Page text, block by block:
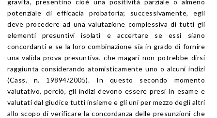
gravità, presentino cioè una positività parziale o almeno
potenziale di efficacia probatoria; successivamente, egli
deve procedere ad una valutazione complessiva di tutti gli
elementi presuntivi isolati e accertare se essi siano
concordanti e se la loro combinazione sia in grado di fornire
una valida prova presuntiva, che magari non potrebbe dirsi
raggiunta considerando atomisticamente uno o alcuni indizi
(Cass. n. 19894/2005). In questo secondo momento
valutativo, perciò, gli indizi devono essere presi in esame e
valutati dal giudice tutti insieme e gli uni per mezzo degli altri
allo scopo di verificare la concordanza delle presunzioni che